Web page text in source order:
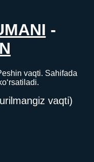
-
vaqti. Sahifada
vaqti)